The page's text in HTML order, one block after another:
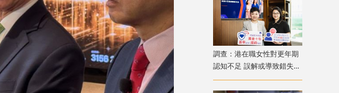
調查：港在職女性對更年期
認知不足 誤解或導致錯失
「黃金預防期」